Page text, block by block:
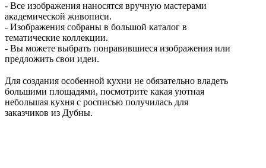
- Все изображения наносятся вручную мастерами
академической живописи.
- Изображения собраны в большой каталог в
тематические коллекции.
- Вы можете выбрать понравившиеся изображения или
предложить свои идеи.
Для создания особенной кухни не обязательно владеть
большими площадями, посмотрите какая уютная
небольшая кухня с росписью получилась для
заказчиков из Дубны.